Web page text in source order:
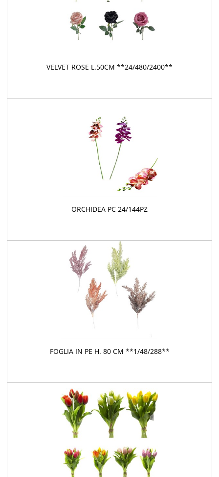
VELVET ROSE L.50CM **24/480/2400**
ORCHIDEA PC 24/144PZ
FOGLIA IN PE H. 80 CM **1/48/288**